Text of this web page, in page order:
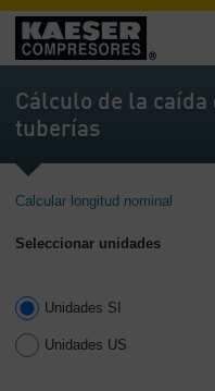
Productos
y
soluciones
-
Servicios
Contenido
Recursos
de
aire
comprimido
Cálculo de la
tuberías
Calcular longitud nominal
Seleccionar unidades
Unidades SI
Unidades US